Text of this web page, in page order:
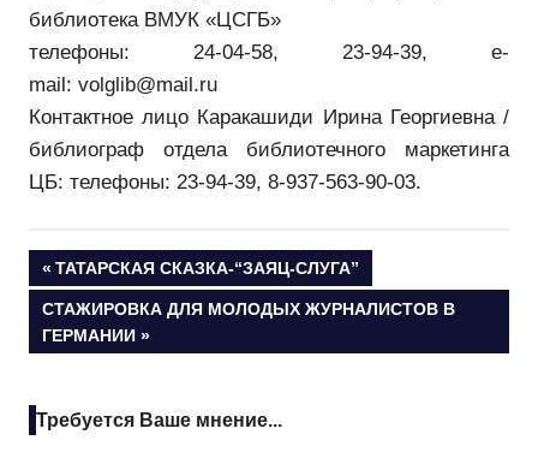
библиотека ВМУК «ЦСГБ»
телефоны: 24-04-58, 23-94-39, e-
mail: volglib@mail.ru
Контактное лицо Каракашиди Ирина Георгиевна /
библиограф отдела библиотечного маркетинга
ЦБ: телефоны: 23-94-39, 8-937-563-90-03.
Навигация
по
ПРЕДЫДУЩАЯ
ЗАПИСЬ:
ТАТАРСКАЯ СКАЗКА-“ЗАЯЦ-СЛУГА”
СЛЕДУЮЩАЯ
ЗАПИСЬ:
СТАЖИРОВКА ДЛЯ МОЛОДЫХ ЖУРНАЛИСТОВ В
ГЕРМАНИИ
Требуется Ваше мнение...